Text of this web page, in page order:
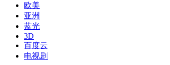
欧美
亚洲
蓝光
3D
百度云
电视剧